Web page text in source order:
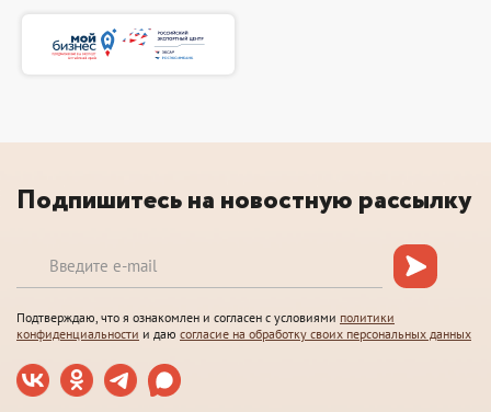
Подпишитесь на новостную рассылку
Подтверждаю, что я ознакомлен и согласен с условиями политики
конфиденциальности и даю согласие на обработку своих персональных данных